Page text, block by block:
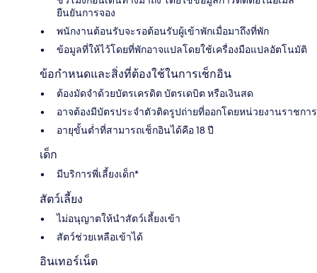
ยืนยันการจอง
พนักงานต้อนรับจะรอต้อนรับผู้เข้าพักเมื่อมาถึงที่พัก
ข้อมูลที่ให้ไว้โดยที่พักอาจแปลโดยใช้เครื่องมือแปลอัตโนมัติ
ข้อกำหนดและสิ่งที่ต้องใช้ในการเช็กอิน
ต้องมัดจำด้วยบัตรเครดิต บัตรเดบิต หรือเงินสด
อาจต้องมีบัตรประจำตัวติดรูปถ่ายที่ออกโดยหน่วยงานราชการ
อายุขั้นต่ำที่สามารถเช็กอินได้คือ 18 ปี
เด็ก
มีบริการพี่เลี้ยงเด็ก*
สัตว์เลี้ยง
ไม่อนุญาตให้นำสัตว์เลี้ยงเข้า
สัตว์ช่วยเหลือเข้าได้
อินเทอร์เน็ต